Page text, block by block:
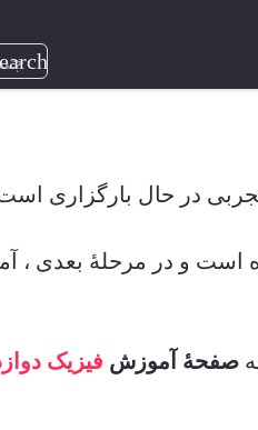
در حال بارگزاری
است و در مرحلۀ بعدی
صفحۀ آموزش فیزیک